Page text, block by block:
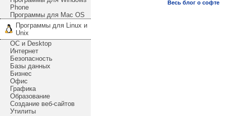
Phone
Программы для Mac OS
Программы для Linux и
Unix
ОС и Desktop
Интернет
Безопасность
Базы данных
Бизнес
Офис
Графика
Образование
Создание веб-сайтов
Утилиты
Весь блог о софте